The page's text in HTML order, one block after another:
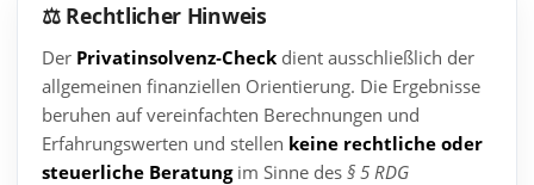
⚖️ Rechtlicher Hinweis
Der Privatinsolvenz‑Check dient ausschließlich der
allgemeinen finanziellen Orientierung. Die Ergebnisse
beruhen auf vereinfachten Berechnungen und
Erfahrungswerten und stellen keine rechtliche oder
steuerliche Beratungim Sinne des § 5 RDG